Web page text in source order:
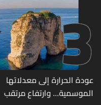
3
عودة الحرارة إلى معدلاتها
الموسمية... وارتفاع مرتقب